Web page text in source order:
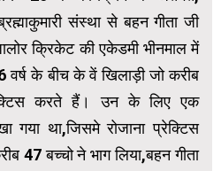
संस्था से बहन गीता जी
क्रिकेट की एकेडमी भीनमाल में
वर्ष के बीच के वें खिलाड़ी जो करीब
करते हैं। उन के लिए एक
गया था,जिसमे रोजाना प्रेक्टिस
47 बच्चो ने भाग लिया,बहन गीता